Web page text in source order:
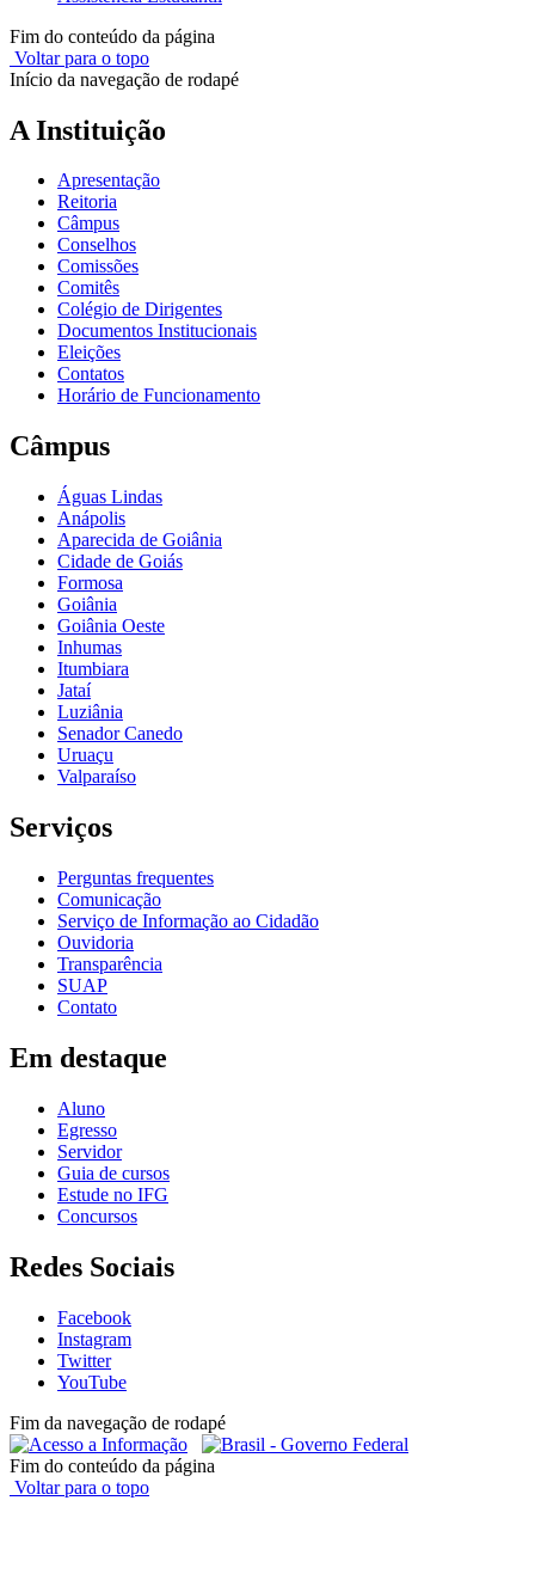
Fim do conteúdo da página
Voltar para o topo
Início da navegação de rodapé
A Instituição
Apresentação
Reitoria
Câmpus
Conselhos
Comissões
Comitês
Colégio de Dirigentes
Documentos Institucionais
Eleições
Contatos
Horário de Funcionamento
Câmpus
Águas Lindas
Anápolis
Aparecida de Goiânia
Cidade de Goiás
Formosa
Goiânia
Goiânia Oeste
Inhumas
Itumbiara
Jataí
Luziânia
Senador Canedo
Uruaçu
Valparaíso
Serviços
Perguntas frequentes
Comunicação
Serviço de Informação ao Cidadão
Ouvidoria
Transparência
SUAP
Contato
Em destaque
Aluno
Egresso
Servidor
Guia de cursos
Estude no IFG
Concursos
Redes Sociais
Facebook
Instagram
Twitter
YouTube
Fim da navegação de rodapé
Fim do conteúdo da página
Voltar para o topo